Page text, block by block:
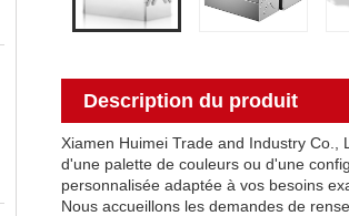
Description du produit
Xiamen Huimei Trade and Industry Co.,
d'une palette de couleurs ou d'une
personnalisée adaptée à vos besoins
Nous accueillons les demandes de